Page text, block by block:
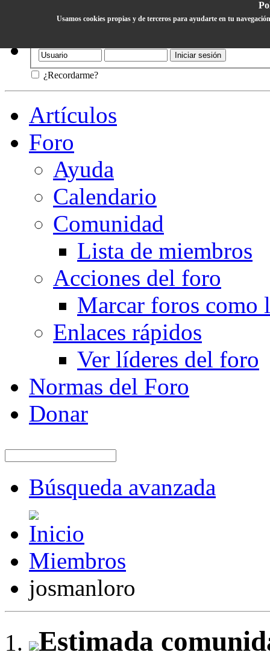
¿Recordarme?
Usamos cookies propias y de terceros para ayudarte en tu
Artículos
Foro
Ayuda
Calendario
Comunidad
Lista de miembros
Acciones del foro
Marcar foros como
Enlaces rápidos
Ver líderes del foro
Normas del Foro
Donar
Búsqueda avanzada
Miembros
josmanloro
Estimada